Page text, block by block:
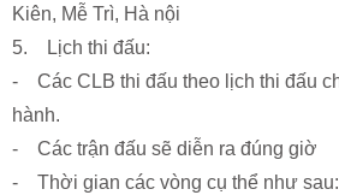
Kiên, Mễ Trì, Hà nội
5. Lịch thi đấu:
- Các CLB thi đấu theo lịch thi đấu
hành.
- Các trận đấu sẽ diễn ra đúng giờ
- Thời gian các vòng cụ thể như sau: